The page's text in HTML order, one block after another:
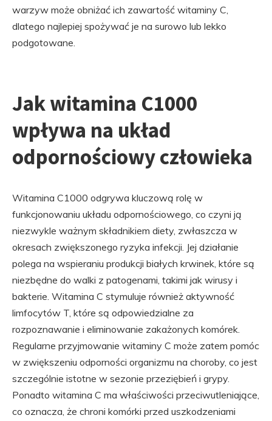
warzyw może obniżać ich zawartość witaminy C,
dlatego najlepiej spożywać je na surowo lub lekko
podgotowane.
Jak witamina C1000
wpływa na układ
odpornościowy człowieka
Witamina C1000 odgrywa kluczową rolę w
funkcjonowaniu układu odpornościowego, co czyni ją
niezwykle ważnym składnikiem diety, zwłaszcza w
okresach zwiększonego ryzyka infekcji. Jej działanie
polega na wspieraniu produkcji białych krwinek, które są
niezbędne do walki z patogenami, takimi jak wirusy i
bakterie. Witamina C stymuluje również aktywność
limfocytów T, które są odpowiedzialne za
rozpoznawanie i eliminowanie zakażonych komórek.
Regularne przyjmowanie witaminy C może zatem pomóc
w zwiększeniu odporności organizmu na choroby, co jest
szczególnie istotne w sezonie przeziębień i grypy.
Ponadto witamina C ma właściwości przeciwutleniające,
co oznacza, że chroni komórki przed uszkodzeniami